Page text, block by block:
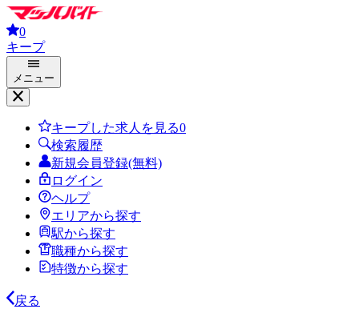
0
キープ
メニュー
キープした求人を見る0
検索履歴
新規会員登録(無料)
ログイン
ヘルプ
エリアから探す
駅から探す
職種から探す
特徴から探す
戻る